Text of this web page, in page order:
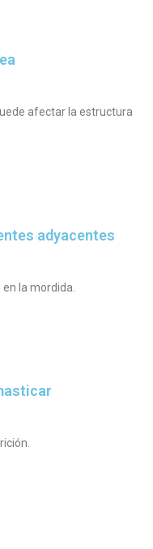
afectar la estructura
adyacentes
la mordida.